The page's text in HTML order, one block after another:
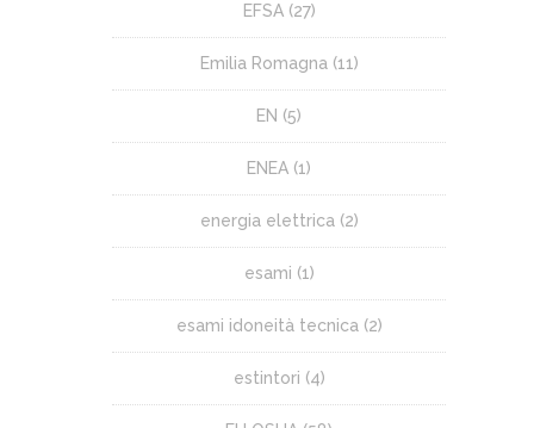
EFSA(27)
Emilia Romagna(11)
EN (5)
ENEA (1)
energia elettrica(2)
esami (1)
esami idoneità tecnica(2)
estintori (4)